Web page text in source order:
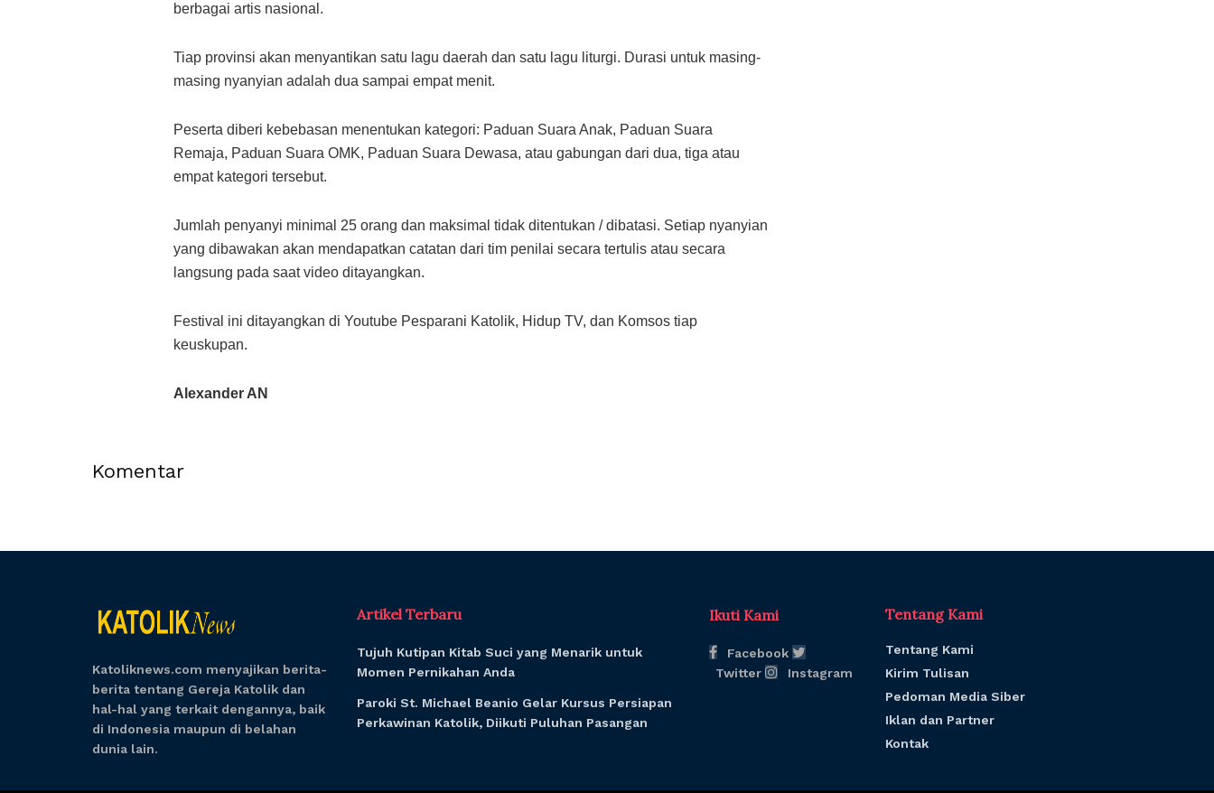
berbagai artis nasional.
Tiap provinsi akan menyantikan satu lagu daerah dan satu lagu liturgi. Durasi untuk masing-
masing nyanyian adalah dua sampai empat menit.
Peserta diberi kebebasan menentukan kategori: Paduan Suara Anak, Paduan Suara
Remaja, Paduan Suara OMK, Paduan Suara Dewasa, atau gabungan dari dua, tiga atau
empat kategori tersebut.
Jumlah penyanyi minimal 25 orang dan maksimal tidak ditentukan / dibatasi. Setiap nyanyian
yang dibawakan akan mendapatkan catatan dari tim penilai secara tertulis atau secara
langsung pada saat video ditayangkan.
Festival ini ditayangkan di Youtube Pesparani Katolik, Hidup TV, dan Komsos tiap
keuskupan.
Alexander AN
Komentar
Katoliknews.com menyajikan berita-
berita tentang Gereja Katolik dan
hal-hal yang terkait dengannya, baik
di Indonesia maupun di belahan
dunia lain.
Artikel Terbaru
Tujuh Kutipan Kitab Suci yang Menarik untuk
Momen Pernikahan Anda
Paroki St. Michael Beanio Gelar Kursus Persiapan
Perkawinan Katolik, Diikuti Puluhan Pasangan
Ikuti Kami
Facebook
Twitter
Instagram
Tentang Kami
Tentang Kami
Kirim Tulisan
Pedoman Media Siber
Iklan dan Partner
Kontak